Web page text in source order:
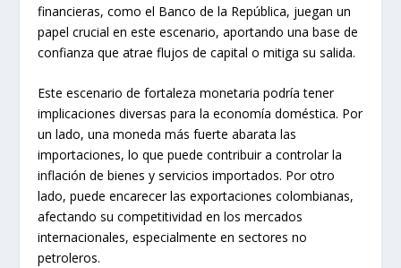
financieras, como el Banco de la República, juegan un
papel crucial en este escenario, aportando una base de
confianza que atrae flujos de capital o mitiga su salida.
Este escenario de fortaleza monetaria podría tener
implicaciones diversas para la economía doméstica. Por
un lado, una moneda más fuerte abarata las
importaciones, lo que puede contribuir a controlar la
inflación de bienes y servicios importados. Por otro
lado, puede encarecer las exportaciones colombianas,
afectando su competitividad en los mercados
internacionales, especialmente en sectores no
petroleros.